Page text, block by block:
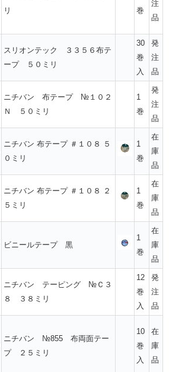
リ
巻
注
品
スリオンテック ３３５６布テ
ープ ５０ミリ
30
巻
入
発
注
品
ニチバン 布テープ №１０２
Ｎ ５０ミリ
1
巻
発
注
品
ニチバン 布テープ ＃１０８ ５
０ミリ
1
巻
在
庫
品
ニチバン 布テープ ＃１０８ ２
５ミリ
1
巻
在
庫
品
ビニールテープ 黒
1
巻
在
庫
品
ニチバン テーピング №Ｃ３
８ ３８ミリ
12
巻
入
発
注
品
ニチバン №855 布両面テー
プ ２５ミリ
10
巻
入
在
庫
品